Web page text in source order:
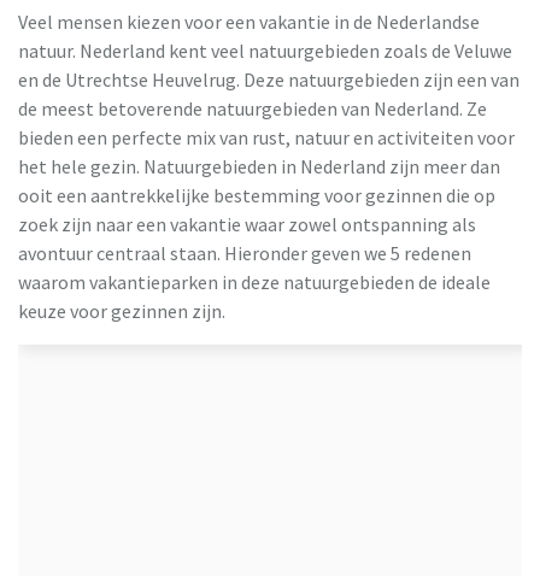
Veel mensen kiezen voor een vakantie in de Nederlandse
natuur. Nederland kent veel natuurgebieden zoals de Veluwe
en de Utrechtse Heuvelrug. Deze natuurgebieden zijn een van
de meest betoverende natuurgebieden van Nederland. Ze
bieden een perfecte mix van rust, natuur en activiteiten voor
het hele gezin. Natuurgebieden in Nederland zijn meer dan
ooit een aantrekkelijke bestemming voor gezinnen die op
zoek zijn naar een vakantie waar zowel ontspanning als
avontuur centraal staan. Hieronder geven we 5 redenen
waarom vakantieparken in deze natuurgebieden de ideale
keuze voor gezinnen zijn.